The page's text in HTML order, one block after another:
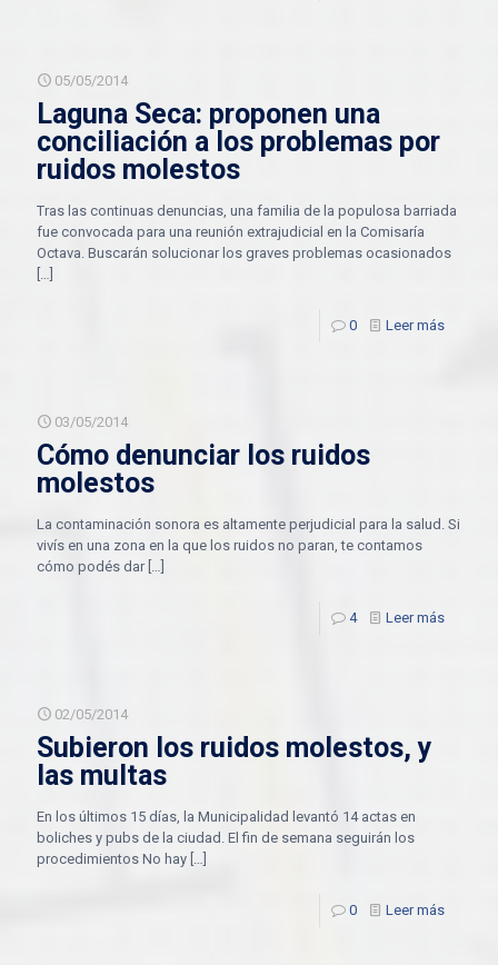
05/05/2014
Laguna Seca: proponen una
conciliación a los problemas por
ruidos molestos
Tras las continuas denuncias, una familia de la populosa barriada
fue convocada para una reunión extrajudicial en la Comisaría
Octava. Buscarán solucionar los graves problemas ocasionados
[…]
0 Leer más
03/05/2014
Cómo denunciar los ruidos
molestos
La contaminación sonora es altamente perjudicial para la salud. Si
vivís en una zona en la que los ruidos no paran, te contamos
cómo podés dar[…]
4 Leer más
02/05/2014
Subieron los ruidos molestos, y
las multas
En los últimos 15 días, la Municipalidad levantó 14 actas en
boliches y pubs de la ciudad. El fin de semana seguirán los
procedimientos No hay […]
0 Leer más